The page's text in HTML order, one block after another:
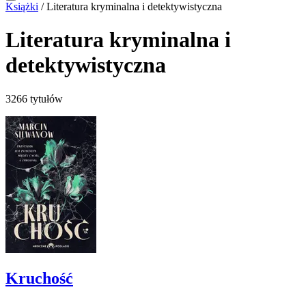
Książki / Literatura kryminalna i detektywistyczna
Literatura kryminalna i
detektywistyczna
3266 tytułów
Kruchość